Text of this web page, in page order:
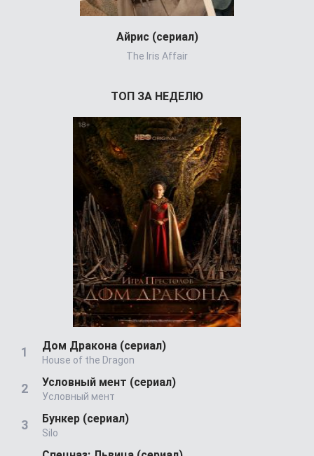
Айрис (сериал)
The Iris Affair
ТОП ЗА НЕДЕЛЮ
Дом Дракона (сериал)
House of the Dragon
Условный мент (сериал)
Условный мент
Бункер (сериал)
Silo